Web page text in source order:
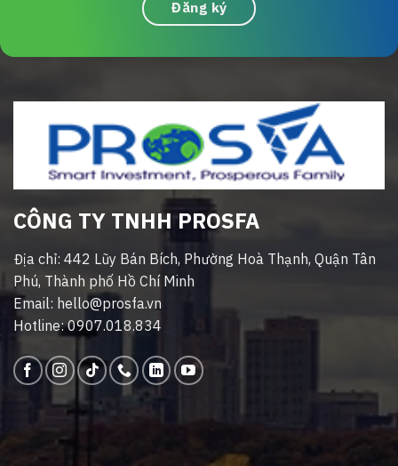
Đăng ký
CÔNG TY TNHH PROSFA
Địa chỉ: 442 Lũy Bán Bích, Phường Hoà Thạnh, Quận Tân
Phú, Thành phố Hồ Chí Minh
Email: hello@prosfa.vn
Hotline: 0907.018.834